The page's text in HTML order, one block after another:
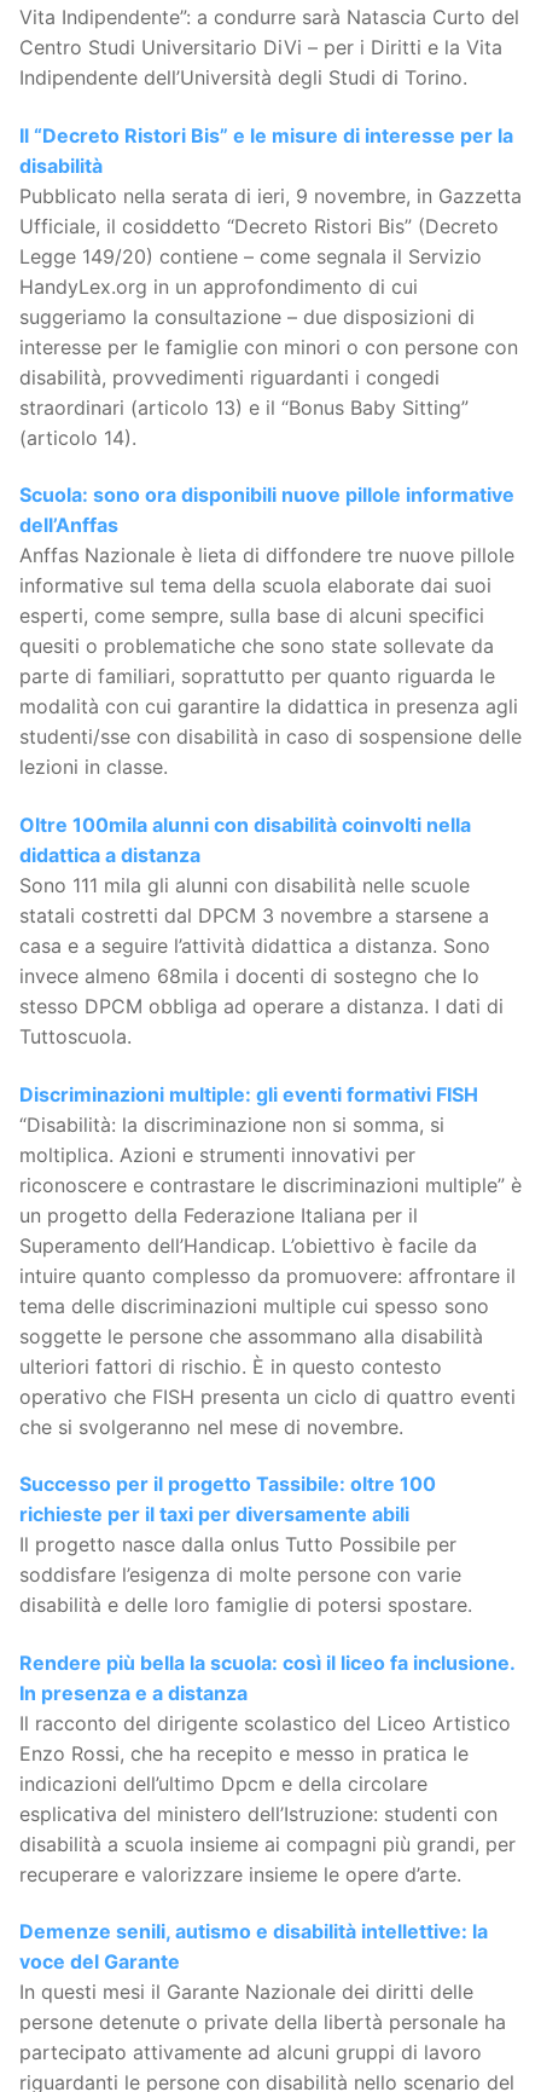
Vita Indipendente”: a condurre sarà Natascia Curto del
Centro Studi Universitario DiVi – per i Diritti e la Vita
Indipendente dell’Università degli Studi di Torino.
Il “Decreto Ristori Bis” e le misure di interesse per la
disabilità
Pubblicato nella serata di ieri, 9 novembre, in Gazzetta
Ufficiale, il cosiddetto “Decreto Ristori Bis” (Decreto
Legge 149/20) contiene – come segnala il Servizio
HandyLex.org in un approfondimento di cui
suggeriamo la consultazione – due disposizioni di
interesse per le famiglie con minori o con persone con
disabilità, provvedimenti riguardanti i congedi
straordinari (articolo 13) e il “Bonus Baby Sitting”
(articolo 14).
Scuola: sono ora disponibili nuove pillole informative
dell’Anffas
Anffas Nazionale è lieta di diffondere tre nuove pillole
informative sul tema della scuola elaborate dai suoi
esperti, come sempre, sulla base di alcuni specifici
quesiti o problematiche che sono state sollevate da
parte di familiari, soprattutto per quanto riguarda le
modalità con cui garantire la didattica in presenza agli
studenti/sse con disabilità in caso di sospensione delle
lezioni in classe.
Oltre 100mila alunni con disabilità coinvolti nella
didattica a distanza
Sono 111 mila gli alunni con disabilità nelle scuole
statali costretti dal DPCM 3 novembre a starsene a
casa e a seguire l’attività didattica a distanza. Sono
invece almeno 68mila i docenti di sostegno che lo
stesso DPCM obbliga ad operare a distanza. I dati di
Tuttoscuola.
Discriminazioni multiple: gli eventi formativi FISH
“Disabilità: la discriminazione non si somma, si
moltiplica. Azioni e strumenti innovativi per
riconoscere e contrastare le discriminazioni multiple” è
un progetto della Federazione Italiana per il
Superamento dell’Handicap. L’obiettivo è facile da
intuire quanto complesso da promuovere: affrontare il
tema delle discriminazioni multiple cui spesso sono
soggette le persone che assommano alla disabilità
ulteriori fattori di rischio. È in questo contesto
operativo che FISH presenta un ciclo di quattro eventi
che si svolgeranno nel mese di novembre.
Successo per il progetto Tassibile: oltre 100
richieste per il taxi per diversamente abili
Il progetto nasce dalla onlus Tutto Possibile per
soddisfare l’esigenza di molte persone con varie
disabilità e delle loro famiglie di potersi spostare.
Rendere più bella la scuola: così il liceo fa inclusione.
In presenza e a distanza
Il racconto del dirigente scolastico del Liceo Artistico
Enzo Rossi, che ha recepito e messo in pratica le
indicazioni dell’ultimo Dpcm e della circolare
esplicativa del ministero dell’Istruzione: studenti con
disabilità a scuola insieme ai compagni più grandi, per
recuperare e valorizzare insieme le opere d’arte.
Demenze senili, autismo e disabilità intellettive: la
voce del Garante
In questi mesi il Garante Nazionale dei diritti delle
persone detenute o private della libertà personale ha
partecipato attivamente ad alcuni gruppi di lavoro
riguardanti le persone con disabilità nello scenario del